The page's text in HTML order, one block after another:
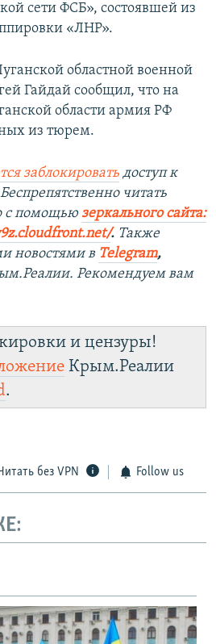
сети ФСБ», состоявшей из
«ЛНР».
областной военной
Гайдай сообщил, что на
области армия РФ
из тюрем.
заблокировать доступ к
Беспрепятственно читать
с помощью зеркального сайта:
. ​ Также
новостями в Telegram,
Рекомендуем вам
и цензуры!
Крым.Реалии
.
без VPN Follow us